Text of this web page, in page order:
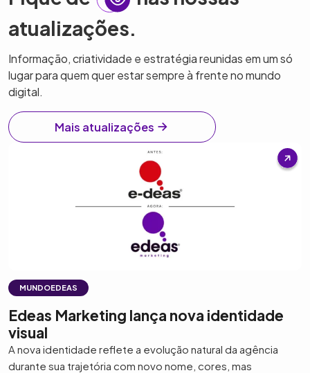
atualizações.
Informação, criatividade e estratégia reunidas em um só
lugar para quem quer estar sempre à frente no mundo
digital.
Mais atualizações
MUNDOEDEAS
Edeas Marketing lança nova identidade
visual
A nova identidade reflete a evolução natural da agência
durante sua trajetória com novo nome, cores, mas